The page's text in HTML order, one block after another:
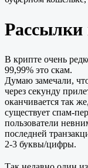
Рассылки
В крипте очень
99,99% это скам.
Думаю замечали,
через секунду
оканчивается так
существует спам-
пользователи
последней
2-3 буквы/цифры.